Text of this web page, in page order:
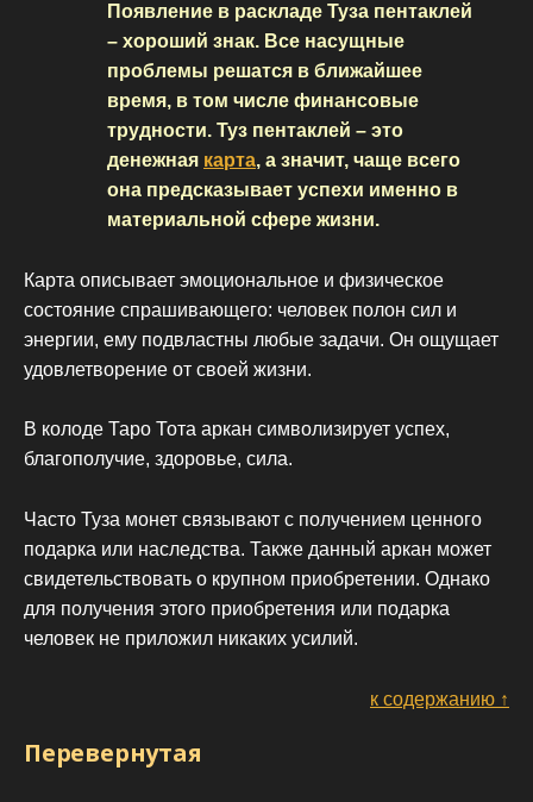
Появление в раскладе Туза пентаклей
– хороший знак. Все насущные
проблемы решатся в ближайшее
время, в том числе финансовые
трудности. Туз пентаклей – это
денежная карта, а значит, чаще всего
она предсказывает успехи именно в
материальной сфере жизни.
Карта описывает эмоциональное и физическое
состояние спрашивающего: человек полон сил и
энергии, ему подвластны любые задачи. Он ощущает
удовлетворение от своей жизни.
В колоде Таро Тота аркан символизирует успех,
благополучие, здоровье, сила.
Часто Туза монет связывают с получением ценного
подарка или наследства. Также данный аркан может
свидетельствовать о крупном приобретении. Однако
для получения этого приобретения или подарка
человек не приложил никаких усилий.
к содержанию ↑
Перевернутая